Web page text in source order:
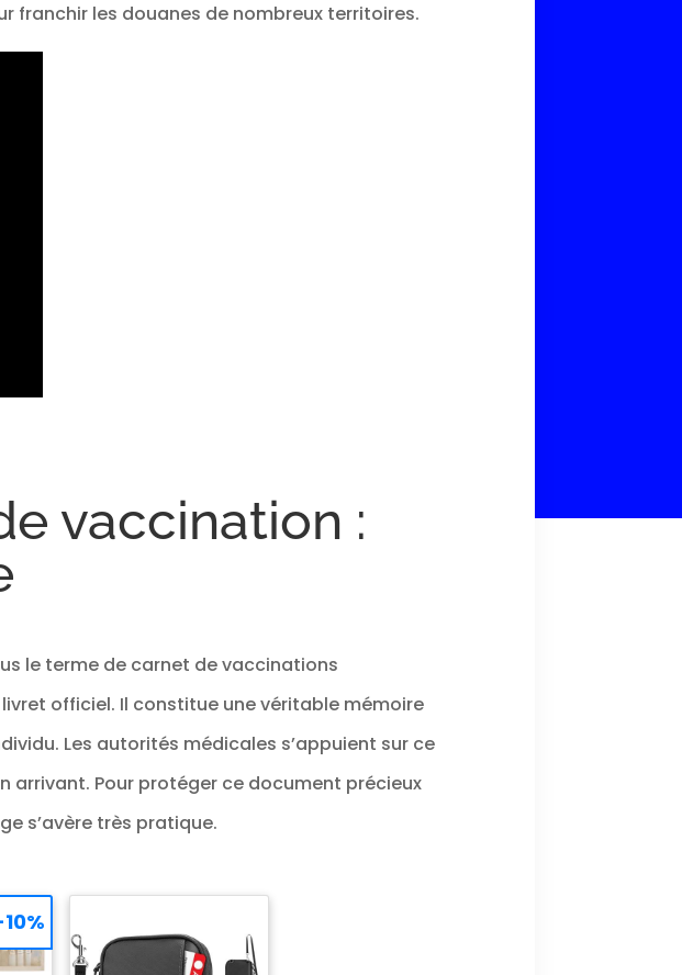
franchir les douanes de nombreux territoires.
vaccination :
le terme de carnet de vaccinations
officiel. Il constitue une véritable mémoire
Les autorités médicales s’appuient sur ce
arrivant. Pour protéger ce document précieux
s’avère très pratique.